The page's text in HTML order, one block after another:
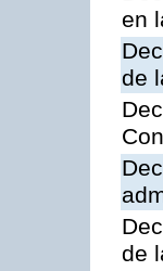
en
de
de